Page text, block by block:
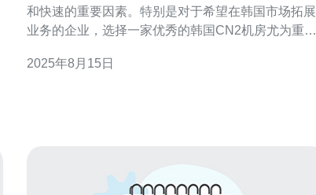
和快速的重要因素。特别是对于希望在韩国市场拓展
业务的企业，选择一家优秀的韩国CN2机房尤为重
您顺利完成选择过程。 下面是选择韩国CN2机房的实
2025年8月15日